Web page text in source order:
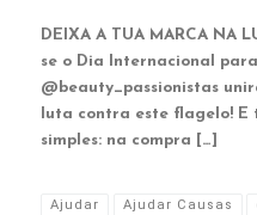
DEIXA A TUA MARCA NA
se o Dia Internacional
@beauty_passionistas
luta contra este flagelo! E
simples: na compra […]
Ajudar Ajudar Causas